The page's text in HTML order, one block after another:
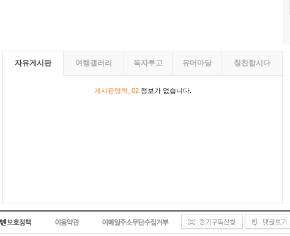
자유게시판 여행갤러리 독자투고 유머마당 칭찬합시다
게시판영역_02정보가 없습니다.